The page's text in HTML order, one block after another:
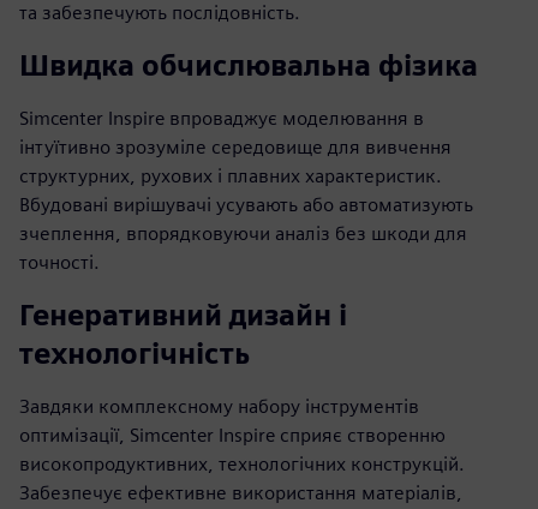
та забезпечують послідовність.
Швидка обчислювальна фізика
Simcenter Inspire впроваджує моделювання в
інтуїтивно зрозуміле середовище для вивчення
структурних, рухових і плавних характеристик.
Вбудовані вирішувачі усувають або автоматизують
зчеплення, впорядковуючи аналіз без шкоди для
точності.
Генеративний дизайн і
технологічність
Завдяки комплексному набору інструментів
оптимізації, Simcenter Inspire сприяє створенню
високопродуктивних, технологічних конструкцій.
Забезпечує ефективне використання матеріалів,